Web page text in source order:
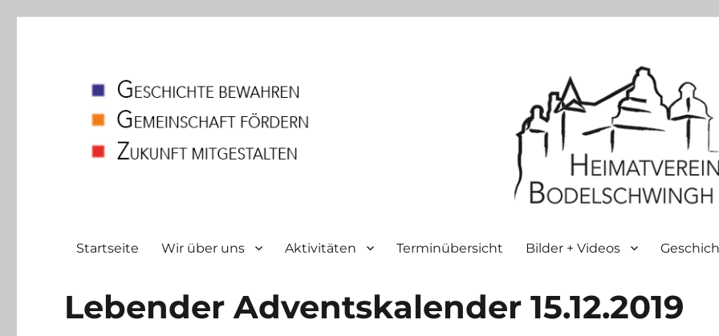
Startseite Wir über uns Aktivitäten Terminübersicht Bilder + Videos
Lebender Adventskalender 15.12.2019